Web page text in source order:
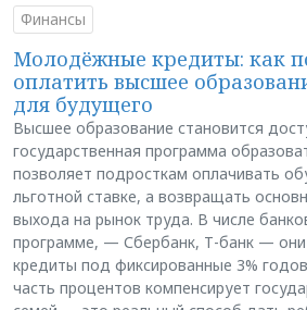
Финансы
Молодёжные кредиты: как
оплатить высшее
для будущего
Высшее образование становится
государственная программа
позволяет подросткам оплачивать
льготной ставке, а возвращать
выхода на рынок труда. В числе
программе, — Сбербанк, Т-банк —
кредиты под фиксированные 3%
часть процентов компенсирует